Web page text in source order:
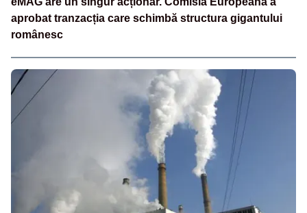
aprobat tranzacția care schimbă structura gigantului
românesc